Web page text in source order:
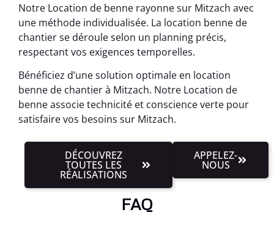
Notre Location de benne rayonne sur Mitzach avec
une méthode individualisée. La location benne de
chantier se déroule selon un planning précis,
respectant vos exigences temporelles.
Bénéficiez d’une solution optimale en location
benne de chantier à Mitzach. Notre Location de
benne associe technicité et conscience verte pour
satisfaire vos besoins sur Mitzach.
DÉCOUVREZ
TOUTES LES
RÉALISATIONS
APPELEZ-
NOUS
FAQ